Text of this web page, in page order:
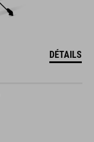
DÉTAILS